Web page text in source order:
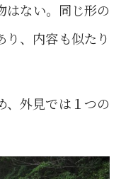
はない。同じ形の
り、内容も似たり
、外見では１つの